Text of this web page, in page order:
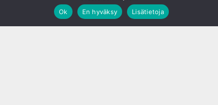
Ok
En hyväksy Lisätietoja